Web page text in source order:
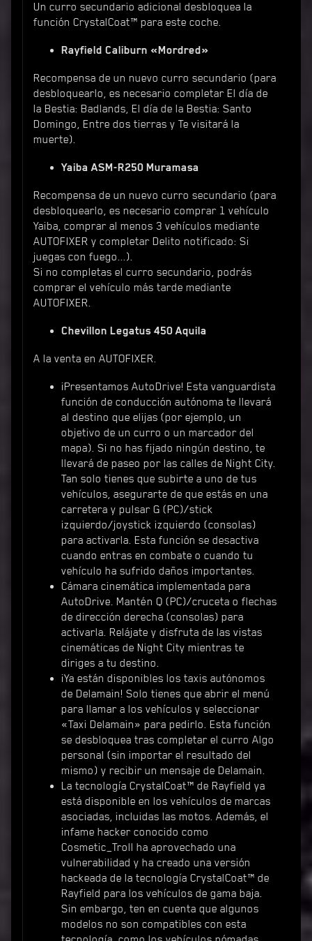
Un curro secundario adicional desbloquea la
función CrystalCoat™ para este coche.
Rayfield Caliburn «Mordred»
Recompensa de un nuevo curro secundario (para
desbloquearlo, es necesario completar El día de
la Bestia: Badlands, El día de la Bestia: Santo
Domingo, Entre dos tierras y Te visitará la
muerte).
Yaiba ASM-R250 Muramasa
Recompensa de un nuevo curro secundario (para
desbloquearlo, es necesario comprar 1 vehículo
Yaiba, comprar al menos 3 vehículos mediante
AUTOFIXER y completar Delito notificado: Si
juegas con fuego...).
Si no completas el curro secundario, podrás
comprar el vehículo más tarde mediante
AUTOFIXER.
Chevillon Legatus 450 Aquila
A la venta en AUTOFIXER.
¡Presentamos AutoDrive! Esta vanguardista
función de conducción autónoma te llevará
al destino que elijas (por ejemplo, un
objetivo de un curro o un marcador del
mapa). Si no has fijado ningún destino, te
llevará de paseo por las calles de Night City.
Tan solo tienes que subirte a uno de tus
vehículos, asegurarte de que estás en una
carretera y pulsar G (PC)/stick
izquierdo/joystick izquierdo (consolas)
para activarla. Esta función se desactiva
cuando entras en combate o cuando tu
vehículo ha sufrido daños importantes.
Cámara cinemática implementada para
AutoDrive. Mantén Q (PC)/cruceta o flechas
de dirección derecha (consolas) para
activarla. Relájate y disfruta de las vistas
cinemáticas de Night City mientras te
diriges a tu destino.
¡Ya están disponibles los taxis autónomos
de Delamain! Solo tienes que abrir el menú
para llamar a los vehículos y seleccionar
«Taxi Delamain» para pedirlo. Esta función
se desbloquea tras completar el curro Algo
personal (sin importar el resultado del
mismo) y recibir un mensaje de Delamain.
La tecnología CrystalCoat™ de Rayfield ya
está disponible en los vehículos de marcas
asociadas, incluidas las motos. Además, el
infame hacker conocido como
Cosmetic_Troll ha aprovechado una
vulnerabilidad y ha creado una versión
hackeada de la tecnología CrystalCoat™ de
Rayfield para los vehículos de gama baja.
Sin embargo, ten en cuenta que algunos
modelos no son compatibles con esta